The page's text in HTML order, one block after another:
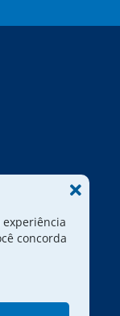
concorda